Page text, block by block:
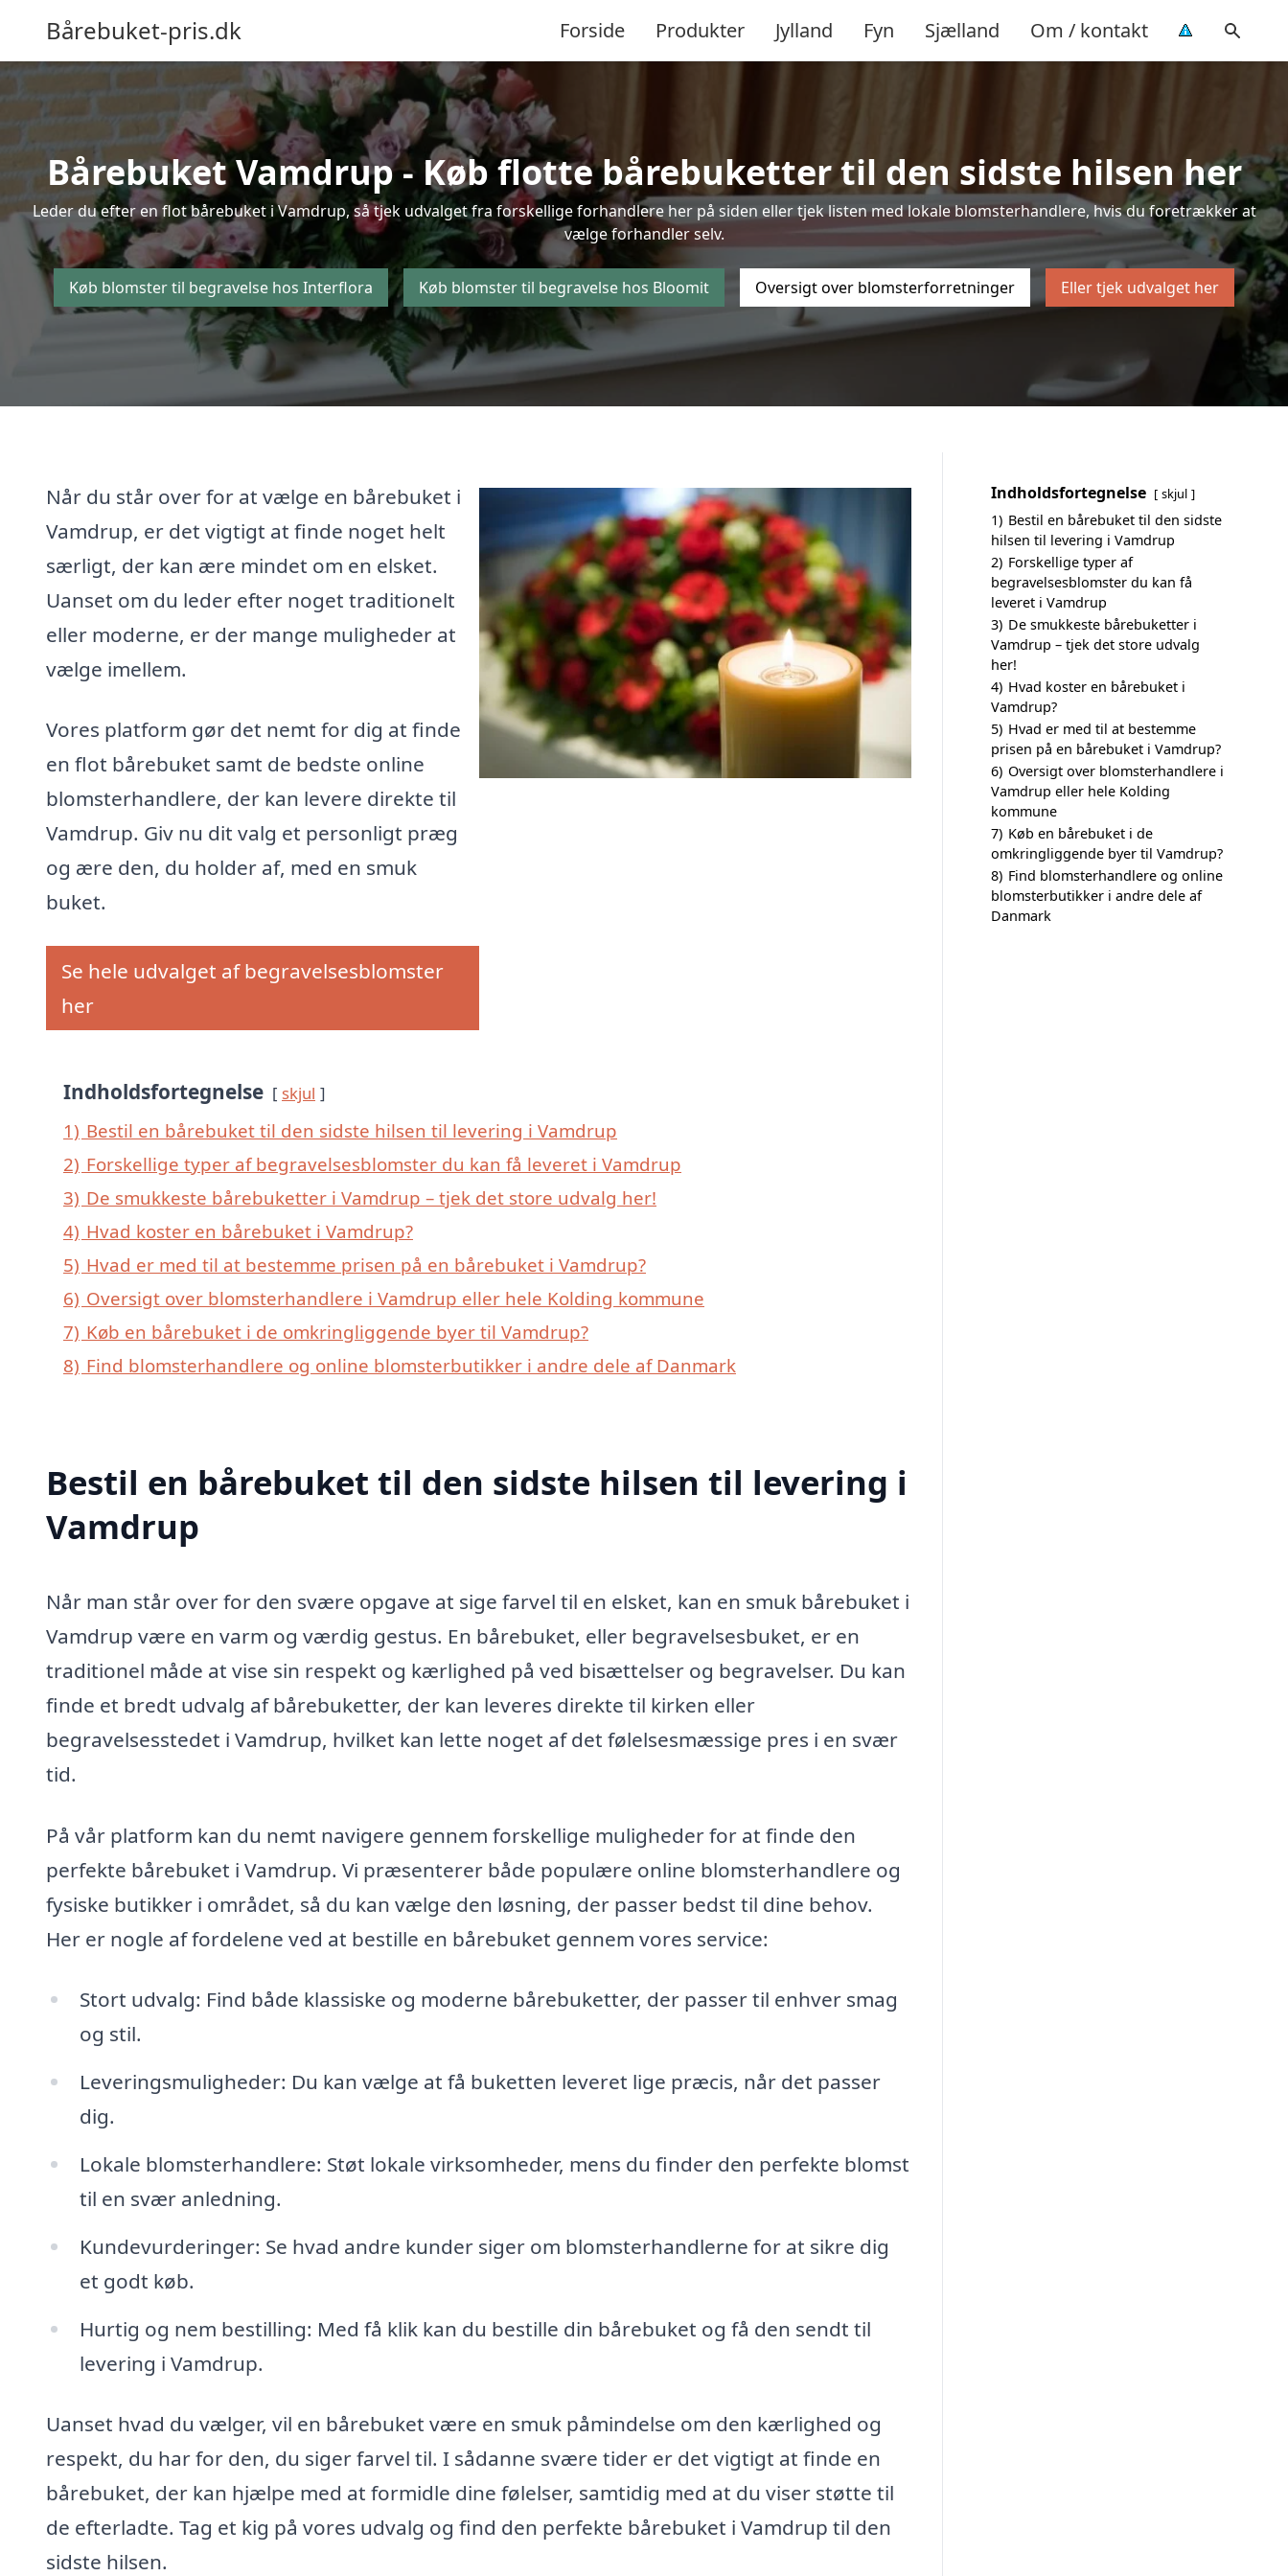
Bårebuket-pris.dk Forside Produkter Jylland Fyn Sjælland Om / kontakt
Bårebuket Vamdrup - Køb flotte bårebuketter til den sidste hilsen her
Leder du efter en flot bårebuket i Vamdrup, så tjek udvalget fra forskellige forhandlere her på siden eller tjek listen med lokale blomsterhandlere, hvis du foretrækker at
vælge forhandler selv.
Køb blomster til begravelse hos Interflora Køb blomster til begravelse hos Bloomit Oversigt over blomsterforretninger Eller tjek udvalget her
Når du står over for at vælge en bårebuket i
Vamdrup, er det vigtigt at finde noget helt
særligt, der kan ære mindet om en elsket.
Uanset om du leder efter noget traditionelt
eller moderne, er der mange muligheder at
vælge imellem.
Vores platform gør det nemt for dig at finde
en flot bårebuket samt de bedste online
blomsterhandlere, der kan levere direkte til
Vamdrup. Giv nu dit valg et personligt præg
og ære den, du holder af, med en smuk
buket.
Se hele udvalget af begravelsesblomster
her
Indholdsfortegnelse skjul
1) Bestil en bårebuket til den sidste hilsen til levering i Vamdrup
2) Forskellige typer af begravelsesblomster du kan få leveret i Vamdrup
3) De smukkeste bårebuketter i Vamdrup – tjek det store udvalg her!
4) Hvad koster en bårebuket i Vamdrup?
5) Hvad er med til at bestemme prisen på en bårebuket i Vamdrup?
6) Oversigt over blomsterhandlere i Vamdrup eller hele Kolding kommune
7) Køb en bårebuket i de omkringliggende byer til Vamdrup?
8) Find blomsterhandlere og online blomsterbutikker i andre dele af Danmark
Bestil en bårebuket til den sidste hilsen til levering i
Vamdrup
Når man står over for den svære opgave at sige farvel til en elsket, kan en smuk bårebuket i
Vamdrup være en varm og værdig gestus. En bårebuket, eller begravelsesbuket, er en
traditionel måde at vise sin respekt og kærlighed på ved bisættelser og begravelser. Du kan
finde et bredt udvalg af bårebuketter, der kan leveres direkte til kirken eller
begravelsesstedet i Vamdrup, hvilket kan lette noget af det følelsesmæssige pres i en svær
tid.
På vår platform kan du nemt navigere gennem forskellige muligheder for at finde den
perfekte bårebuket i Vamdrup. Vi præsenterer både populære online blomsterhandlere og
fysiske butikker i området, så du kan vælge den løsning, der passer bedst til dine behov.
Her er nogle af fordelene ved at bestille en bårebuket gennem vores service:
Stort udvalg: Find både klassiske og moderne bårebuketter, der passer til enhver smag
og stil.
Leveringsmuligheder: Du kan vælge at få buketten leveret lige præcis, når det passer
dig.
Lokale blomsterhandlere: Støt lokale virksomheder, mens du finder den perfekte blomst
til en svær anledning.
Kundevurderinger: Se hvad andre kunder siger om blomsterhandlerne for at sikre dig
et godt køb.
Hurtig og nem bestilling: Med få klik kan du bestille din bårebuket og få den sendt til
levering i Vamdrup.
Uanset hvad du vælger, vil en bårebuket være en smuk påmindelse om den kærlighed og
respekt, du har for den, du siger farvel til. I sådanne svære tider er det vigtigt at finde en
bårebuket, der kan hjælpe med at formidle dine følelser, samtidig med at du viser støtte til
de efterladte. Tag et kig på vores udvalg og find den perfekte bårebuket i Vamdrup til den
sidste hilsen.
Indholdsfortegnelse skjul
1) Bestil en bårebuket til den sidste
hilsen til levering i Vamdrup
2) Forskellige typer af
begravelsesblomster du kan få
leveret i Vamdrup
3) De smukkeste bårebuketter i
Vamdrup – tjek det store udvalg
her!
4) Hvad koster en bårebuket i
Vamdrup?
5) Hvad er med til at bestemme
prisen på en bårebuket i Vamdrup?
6) Oversigt over blomsterhandlere i
Vamdrup eller hele Kolding
kommune
7) Køb en bårebuket i de
omkringliggende byer til Vamdrup?
8) Find blomsterhandlere og online
blomsterbutikker i andre dele af
Danmark